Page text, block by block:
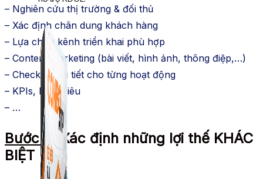
– Nghiên cứu thị trường & đối thủ
– Xác định chân dung khách hàng
– Lựa chọn kênh triển khai phù hợp
– Content marketing (bài viết, hình ảnh, thông điệp,…)
– Checklist chi tiết cho từng hoạt động
– KPIs, Mục Tiêu
– …
Bước 4:
Xác định những lợi thế KHÁC
BIỆT